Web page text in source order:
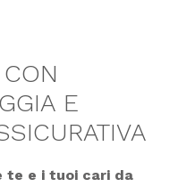
E
te e i tuoi cari da